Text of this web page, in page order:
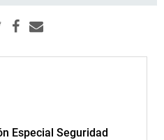
Especial Seguridad